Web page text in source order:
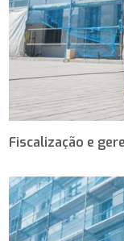
Fiscalização e